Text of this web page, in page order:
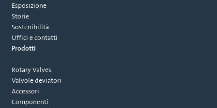
Esposizione
Storie
Sostenibilità
Uffici e contatti
Prodotti
Rotary Valves
Valvole deviatori
Accessori
Componenti